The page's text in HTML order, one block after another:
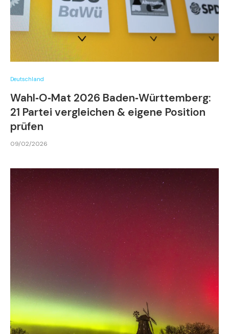
Deutschland
Wahl‑O‑Mat 2026 Baden‑Württemberg:
21 Partei vergleichen & eigene Position
prüfen
09/02/2026